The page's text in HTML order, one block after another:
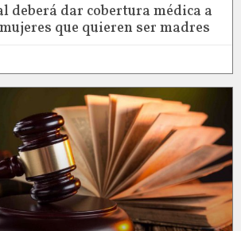
deberá dar cobertura médica a
que quieren ser madres